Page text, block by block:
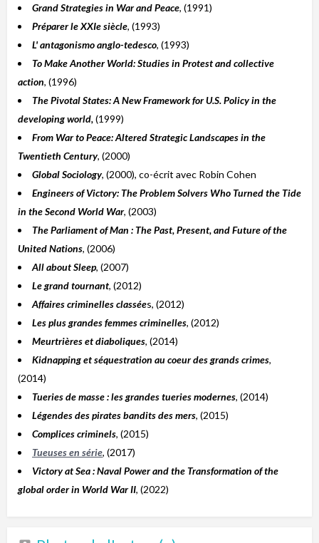
Grand Strategies in War and Peace, (1991)
Préparer le XXIe siècle, (1993)
L' antagonismo anglo-tedesco, (1993)
To Make Another World: Studies in Protest and collective
action, (1996)
The Pivotal States: A New Framework for U.S. Policy in the
developing world,(1999)
From War to Peace: Altered Strategic Landscapes in the
Twentieth Century, (2000)
Global Sociology, (2000), co-écrit avec Robin Cohen
Engineers of Victory: The Problem Solvers Who Turned the Tide
in the Second World War, (2003)
The Parliament of Man : The Past, Present, and Future of the
United Nations, (2006)
All about Sleep, (2007)
Le grand tournant, (2012)
Affaires criminelles classées, (2012)
Les plus grandes femmes criminelles, (2012)
Meurtrières et diaboliques, (2014)
Kidnapping et séquestration au coeur des grands crimes,
(2014)
Tueries de masse : les grandes tueries modernes, (2014)
Légendes des pirates bandits des mers, (2015)
Complices criminels, (2015)
Tueuses en série, (2017)
Victory at Sea : Naval Power and the Transformation of the
global order in World War II, (2022)